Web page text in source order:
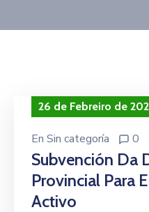
26 de Febreiro de
En Sin categoría 0
Subvención Da
Provincial Para
Activo